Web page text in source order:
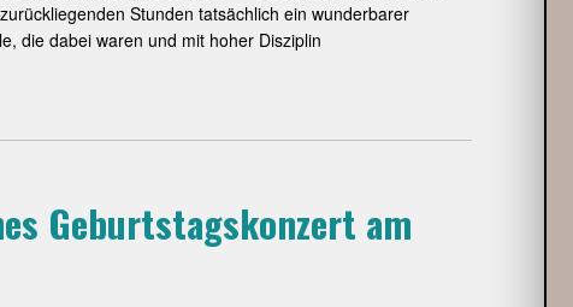
Stunden tatsächlich ein wunderbarer
die dabei waren und mit hoher Disziplin
Geburtstagskonzert am